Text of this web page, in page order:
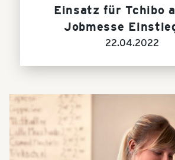
Einsatz für Tchibo
Jobmesse
22.04.2022